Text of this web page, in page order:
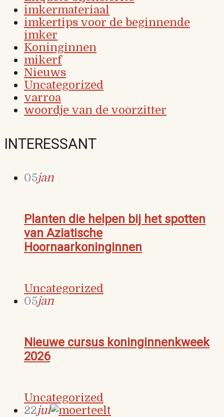
imkermateriaal
imkertips voor de beginnende
imker
Koninginnen
mikerf
Nieuws
Uncategorized
varroa
woordje van de voorzitter
INTERESSANT
05jan
Planten die helpen bij het spotten
van Aziatische
Hoornaarkoninginnen
Uncategorized
05jan
Nieuwe cursus koninginnenkweek
2026
Uncategorized
22jul